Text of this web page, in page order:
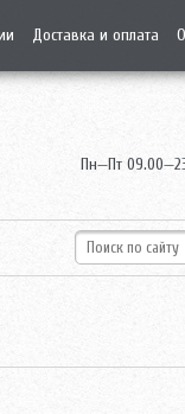
Доставка и оплата
Пн—Пт